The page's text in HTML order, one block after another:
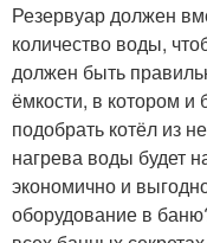
Резервуар должен
количество воды,
должен быть
ёмкости, в котором и
подобрать котёл из
нагрева воды будет
экономично и
оборудование в